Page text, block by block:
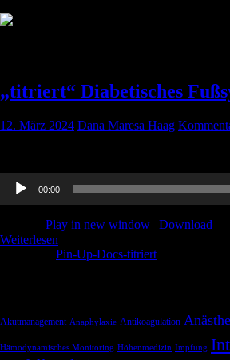
„titriert“ Diabetisches
12. März 2024 Dana Maresa Haag
Audio-
Player
00:00
Play in new window
Download
Weiterlesen
Pin-Up-Docs-titriert
Akutmanagement Anaphylaxie Antikoagulation
Hämodynamisches Monitoring Höhenmedizin Impfung